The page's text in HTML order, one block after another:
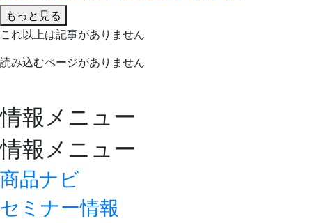
もっと見る
これ以上は記事がありません
読み込むページがありません
情報メニュー
情報メニュー
商品ナビ
セミナー情報